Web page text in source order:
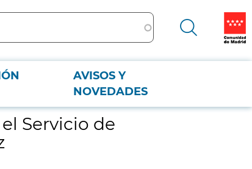
AVISOS Y
NOVEDADES
Servicio de